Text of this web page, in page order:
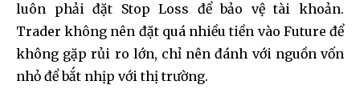
luôn phải đặt Stop Loss để bảo vệ tài khoản.
Trader không nên đặt quá nhiều tiền vào Future để
không gặp rủi ro lớn, chỉ nên đánh với nguồn vốn
nhỏ để bắt nhịp với thị trường.